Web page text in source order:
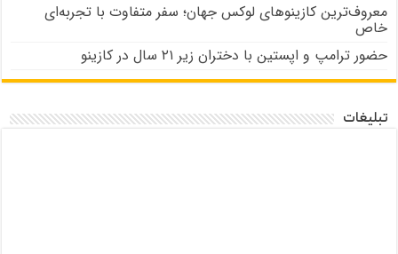
معروف‌ترین کازینوهای لوکس جهان؛ سفر متفاوت با تجربه‌ای
خاص
حضور ترامپ و اپستین با دختران زیر ۲۱ سال در کازینو
تبلیغات